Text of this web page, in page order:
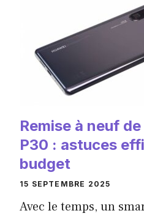
Remise à neuf
P30 : astuces
budget
15 SEPTEMBRE 2025
Avec le temps, un